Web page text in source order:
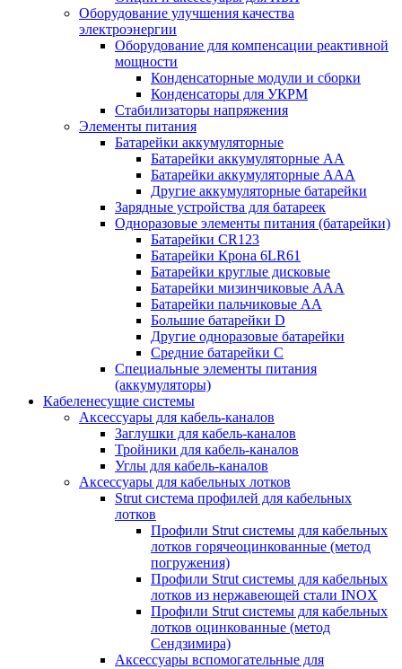
Оборудование улучшения качества
электроэнергии
Оборудование для компенсации реактивной
мощности
Конденсаторные модули и сборки
Конденсаторы для УКРМ
Стабилизаторы напряжения
Элементы питания
Батарейки аккумуляторные
Батарейки аккумуляторные АА
Батарейки аккумуляторные ААА
Другие аккумуляторные батарейки
Зарядные устройства для батареек
Одноразовые элементы питания (батарейки)
Батарейки CR123
Батарейки Крона 6LR61
Батарейки круглые дисковые
Батарейки мизинчиковые ААА
Батарейки пальчиковые АА
Большие батарейки D
Другие одноразовые батарейки
Средние батарейки C
Специальные элементы питания
(аккумуляторы)
Кабеленесущие системы
Аксессуары для кабель-каналов
Заглушки для кабель-каналов
Тройники для кабель-каналов
Углы для кабель-каналов
Аксессуары для кабельных лотков
Strut система профилей для кабельных
лотков
Профили Strut системы для кабельных
лотков горячеоцинкованные (метод
погружения)
Профили Strut системы для кабельных
лотков из нержавеющей стали INOX
Профили Strut системы для кабельных
лотков оцинкованные (метод
Сендзимира)
Аксессуары вспомогательные для